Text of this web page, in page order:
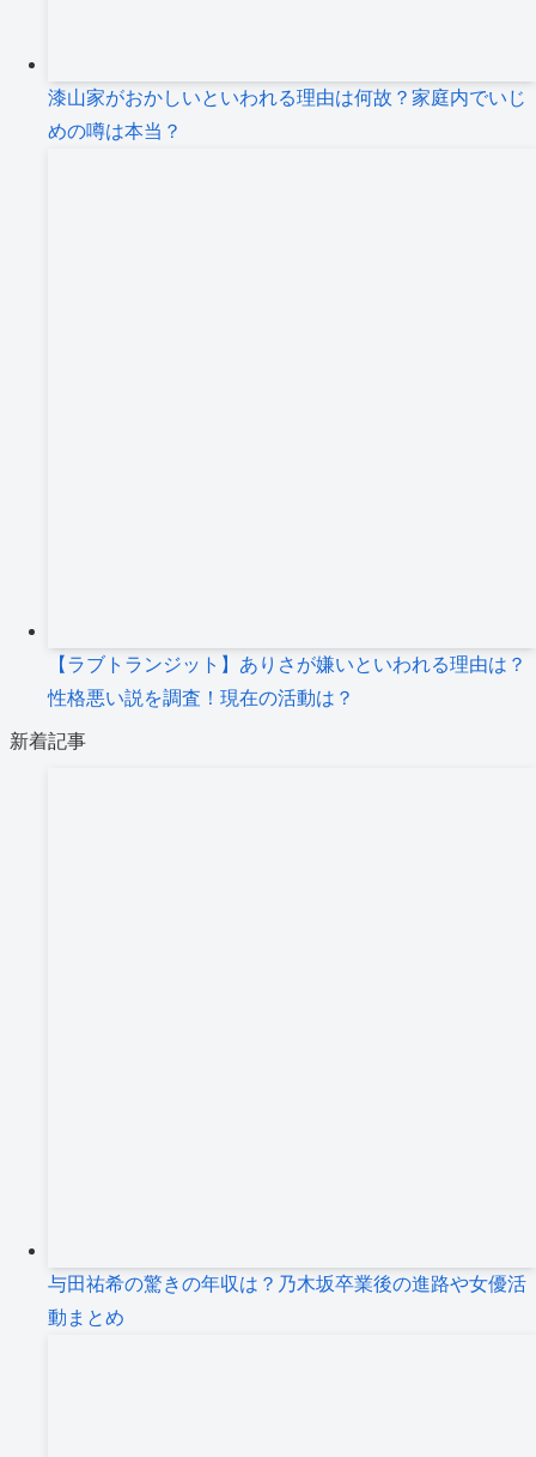
漆山家がおかしいといわれる理由は何故？家庭内でいじ
めの噂は本当？
【ラブトランジット】ありさが嫌いといわれる理由は？
性格悪い説を調査！現在の活動は？
新着記事
与田祐希の驚きの年収は？乃木坂卒業後の進路や女優活
動まとめ